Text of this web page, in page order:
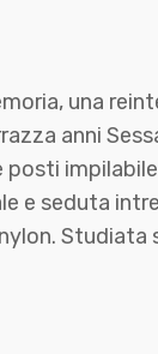
una
anni
posti
e seduta